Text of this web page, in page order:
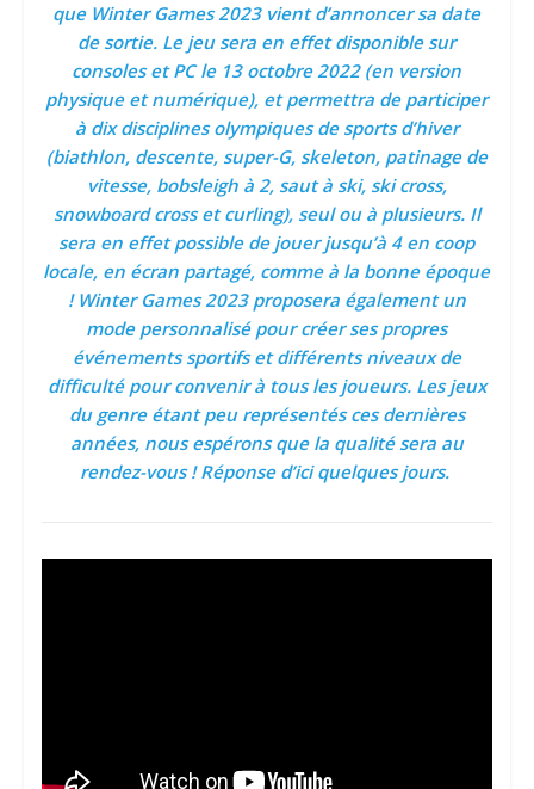
que Winter Games 2023 vient d’annoncer sa date
de sortie. Le jeu sera en effet disponible sur
consoles et PC le 13 octobre 2022 (en version
physique et numérique), et permettra de participer
à dix disciplines olympiques de sports d’hiver
(biathlon, descente, super-G, skeleton, patinage de
vitesse, bobsleigh à 2, saut à ski, ski cross,
snowboard cross et curling), seul ou à plusieurs. Il
sera en effet possible de jouer jusqu’à 4 en coop
locale, en écran partagé, comme à la bonne époque
! Winter Games 2023 proposera également un
mode personnalisé pour créer ses propres
événements sportifs et différents niveaux de
difficulté pour convenir à tous les joueurs. Les jeux
du genre étant peu représentés ces dernières
années, nous espérons que la qualité sera au
rendez-vous ! Réponse d’ici quelques jours.